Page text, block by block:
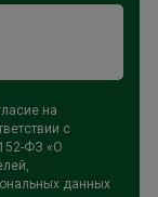
на
с
ФЗ «О
данных